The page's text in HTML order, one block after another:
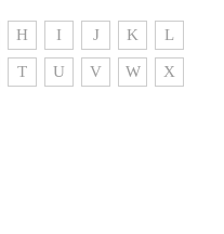
H I J K L
T U V W X